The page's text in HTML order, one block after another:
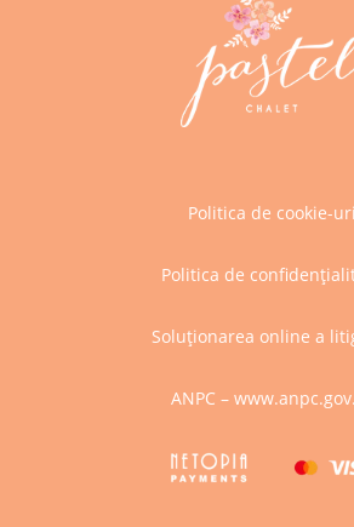
Politica de cookie-uri
Politica de
Soluționarea online a
ANPC –